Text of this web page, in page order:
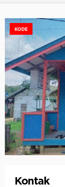
KODE
Kontak